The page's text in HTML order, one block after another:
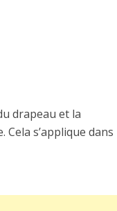
drapeau et la
s’applique dans